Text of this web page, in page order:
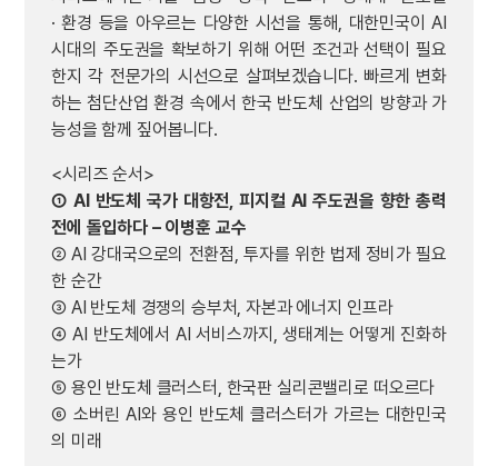
· 환경 등을 아우르는 다양한 시선을 통해, 대한민국이 AI
시대의 주도권을 확보하기 위해 어떤 조건과 선택이 필요
한지 각 전문가의 시선으로 살펴보겠습니다. 빠르게 변화
하는 첨단산업 환경 속에서 한국 반도체 산업의 방향과 가
능성을 함께 짚어봅니다.
<시리즈 순서>
① AI 반도체 국가 대항전, 피지컬 AI 주도권을 향한 총력
전에 돌입하다 – 이병훈 교수
② AI 강대국으로의 전환점, 투자를 위한 법제 정비가 필요
한 순간
③ AI 반도체 경쟁의 승부처, 자본과 에너지 인프라
④ AI 반도체에서 AI 서비스까지, 생태계는 어떻게 진화하
는가
⑤ 용인 반도체 클러스터, 한국판 실리콘밸리로 떠오르다
⑥ 소버린 AI와 용인 반도체 클러스터가 가르는 대한민국
의 미래